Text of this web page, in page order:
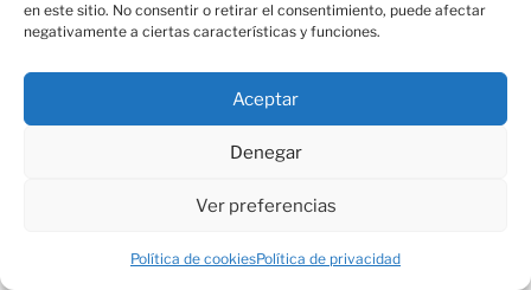
en este sitio. No consentir o retirar el consentimiento, puede afectar
negativamente a ciertas características y funciones.
Aceptar
Denegar
Ver preferencias
Política de cookiesPolítica de privacidad
31
« Jul
frontera y alerta: Ceuta está "en